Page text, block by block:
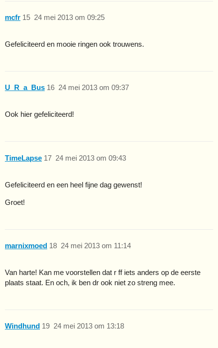
mcfr 24 mei 2013 om 09:25
15
Gefeliciteerd en mooie ringen ook trouwens.
U_R_a_Bus 24 mei 2013 om 09:37
16
Ook hier gefeliciteerd!
TimeLapse 24 mei 2013 om 09:43
17
Gefeliciteerd en een heel fijne dag gewenst!
Groet!
marnixmoed 24 mei 2013 om 11:14
18
Van harte! Kan me voorstellen dat r ff iets anders op de eerste
plaats staat. En och, ik ben dr ook niet zo streng mee.
Windhund 24 mei 2013 om 13:18
19